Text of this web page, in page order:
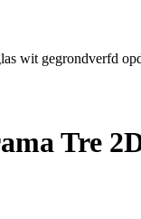
wit gegrondverfd
Tre